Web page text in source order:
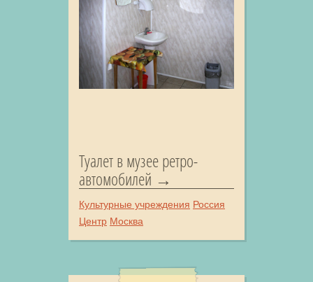
Туалет в музее ретро-
автомобилей
Культурные учреждения Россия
Центр Москва